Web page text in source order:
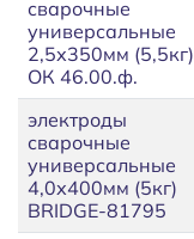
сварочные
универсальные
2,5х350мм (5,5кг)
ОК 46.00.ф.
электроды
сварочные
универсальные
4,0х400мм (5кг)
BRIDGE-81795